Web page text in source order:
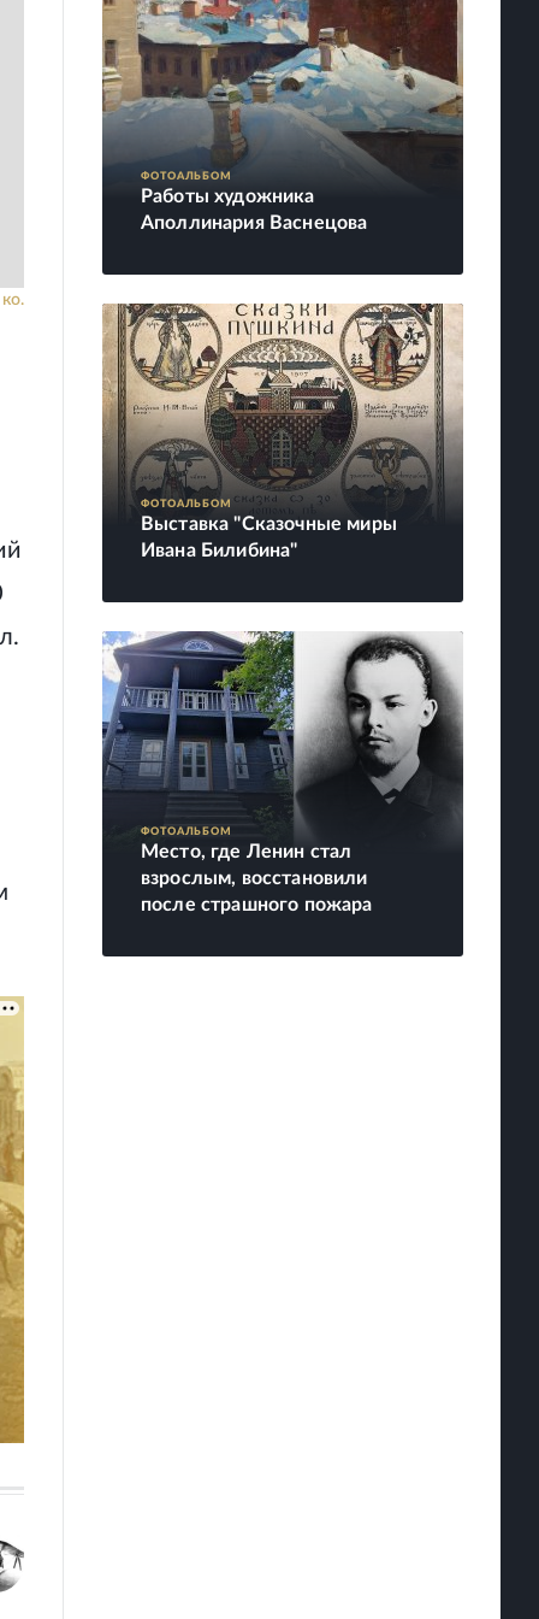
ФОТОАЛЬБОМ
Работы художника
Аполлинария Васнецова
ФОТОАЛЬБОМ
Выставка "Сказочные миры
Ивана Билибина"
ФОТОАЛЬБОМ
Место, где Ленин стал
взрослым, восстановили
после страшного пожара